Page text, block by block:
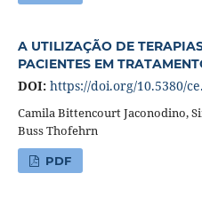
A UTILIZAÇÃO DE
PACIENTES EM
DOI: https://doi.org/10.5380/
Camila Bittencourt Jaconodino,
Buss Thofehrn
PDF